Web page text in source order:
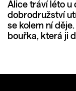
Alice tráví léto u
dobrodružství
se kolem ní
bouřka, která ji